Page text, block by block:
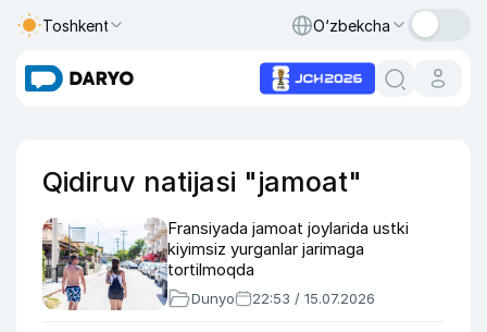
Toshkent O‘zbekcha
Qidiruv natijasi "jamoat"
Fransiyada jamoat joylarida ustki
kiyimsiz yurganlar jarimaga
tortilmoqda
Dunyo 22:53 / 15.07.2026